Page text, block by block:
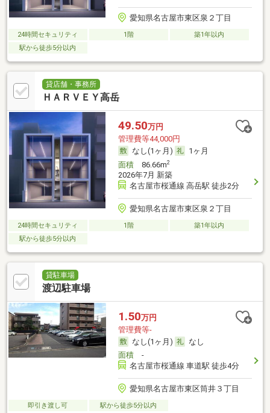
愛知県名古屋市東区泉２丁目
24時間セキュリティ 1階
築1年以内
駅から徒歩5分以内
貸店舗・事務所
ＨＡＲＶＥＹ高岳
49.50万円
管理費等44,000円
なし(1ヶ月)
1ヶ月
面積86.66m2
2026年7月 新築
名古屋市桜通線 高岳駅 徒歩2分
愛知県名古屋市東区泉２丁目
24時間セキュリティ 1階
築1年以内
駅から徒歩5分以内
貸駐車場
渡辺駐車場
1.50万円
管理費等-
なし(1ヶ月)
なし
面積-
名古屋市桜通線 車道駅 徒歩4分
愛知県名古屋市東区筒井３丁目
即引き渡し可 駅から徒歩5分以内